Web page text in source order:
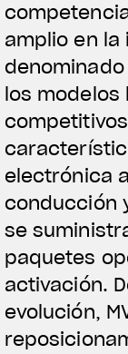
amplio en la
los modelos
electrónica
conducción
se
paquetes
activación.
evolución,